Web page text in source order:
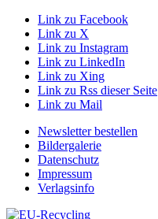
Link zu Facebook
Link zu X
Link zu Instagram
Link zu LinkedIn
Link zu Xing
Link zu Rss dieser Seite
Link zu Mail
Newsletter bestellen
Bildergalerie
Datenschutz
Impressum
Verlagsinfo